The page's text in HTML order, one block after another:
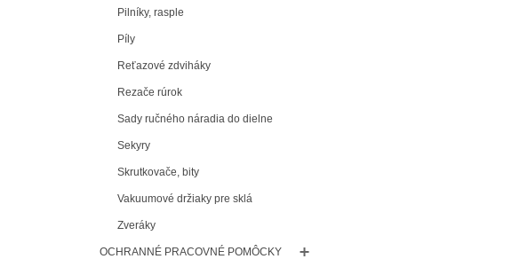
Pilníky, rasple
Píly
Reťazové zdviháky
Rezače rúrok
Sady ručného náradia do dielne
Sekyry
Skrutkovače, bity
Vakuumové držiaky pre sklá
Zveráky
OCHRANNÉ PRACOVNÉ POMÔCKY